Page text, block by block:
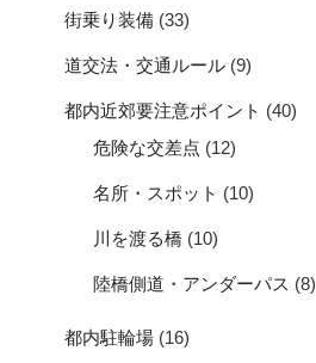
街乗り装備 (33)
道交法・交通ルール (9)
都内近郊要注意ポイント (40)
危険な交差点 (12)
名所・スポット (10)
川を渡る橋 (10)
陸橋側道・アンダーパス (8)
都内駐輪場 (16)